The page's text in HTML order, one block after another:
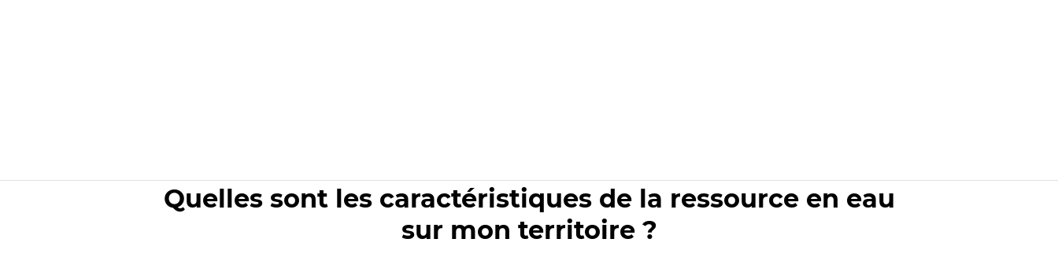
Quelles sont les caractéristiques de la ressource en eau
sur mon territoire ?